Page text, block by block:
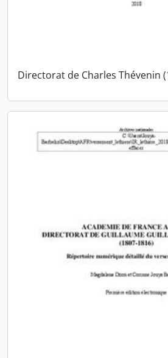
Directorat de Charles Thévenin